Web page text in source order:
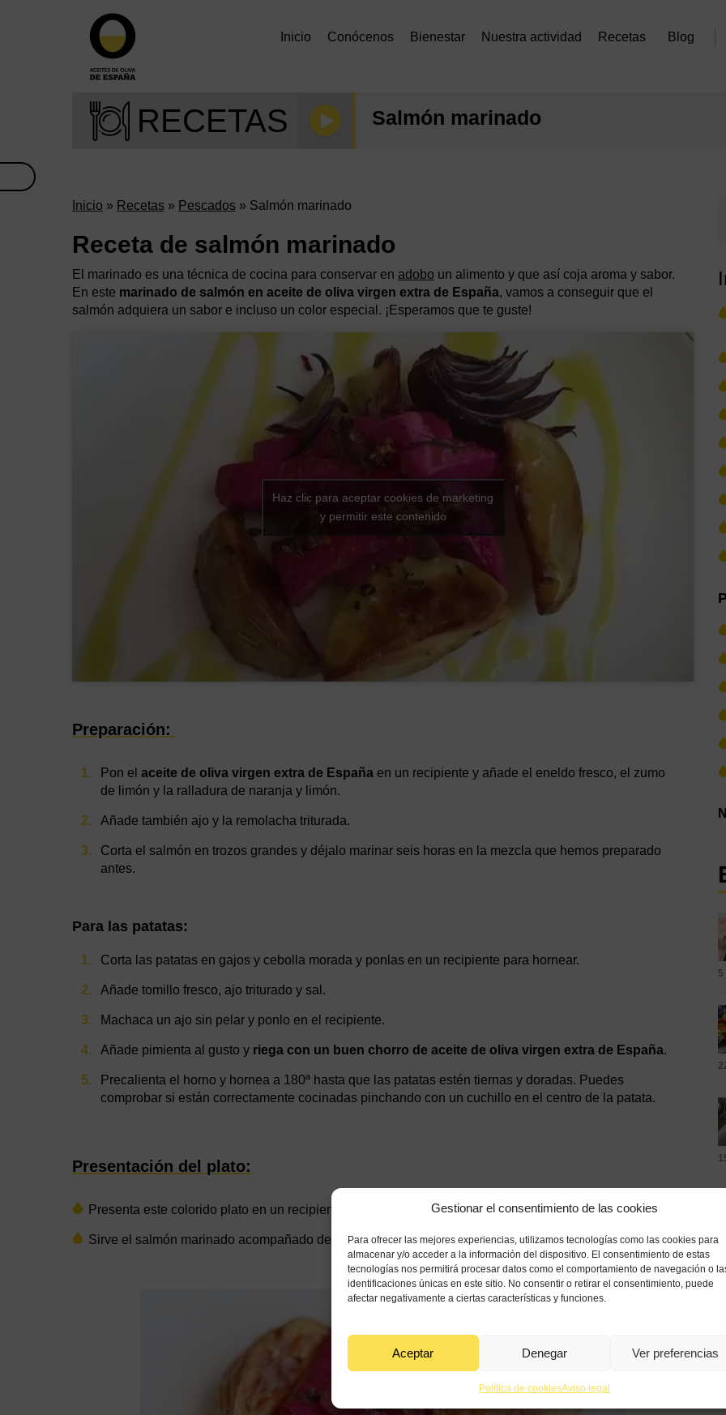
Gestionar el consentimiento de las cookies
Para ofrecer las mejores experiencias, utilizamos tecnologías como las cookies para
almacenar y/o acceder a la información del dispositivo. El consentimiento de estas
tecnologías nos permitirá procesar datos como el comportamiento de navegación o
identificaciones únicas en este sitio. No consentir o retirar el consentimiento, puede
afectar negativamente a ciertas características y funciones.
Aceptar Denegar Ver preferencias
Política de cookiesAviso legal
Inicio Conócenos Bienestar Nuestra actividad Recetas Blog
RECETAS Salmón marinado
Inicio » Recetas » Pescados » Salmón marinado
Receta de salmón marinado
El marinado es una técnica de cocina para conservar en adobo un alimento y que así coja aroma y sabor.
En este marinado de salmón en aceite de oliva virgen extra de España, vamos a conseguir que el
salmón adquiera un sabor e incluso un color especial. ¡Esperamos que te guste!
Haz clic para aceptar cookies de marketing
y permitir este contenido
Preparación:
Pon el aceite de oliva virgen extra de España en un recipiente y añade el eneldo fresco, el zumo
de limón y la ralladura de naranja y limón.
Añade también ajo y la remolacha triturada.
Corta el salmón en trozos grandes y déjalo marinar seis horas en la mezcla que hemos preparado
antes.
Para las patatas:
Corta las patatas en gajos y cebolla morada y ponlas en un recipiente para hornear.
Añade tomillo fresco, ajo triturado y sal.
Machaca un ajo sin pelar y ponlo en el recipiente.
Añade pimienta al gusto y riega con un buen chorro de aceite de oliva virgen extra de España.
Precalienta el horno y hornea a 180ª hasta que las patatas estén tiernas y doradas. Puedes
comprobar si están correctamente cocinadas pinchando con un cuchillo en el centro de la patata.
Presentación del plato:
Presenta este colorido plato en un recipiente en el que haga contraste para que resalte más.
Sirve el salmón marinado acompañado de las patatas y cebolla.
5